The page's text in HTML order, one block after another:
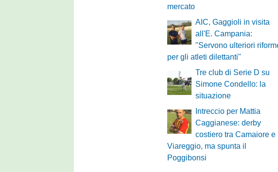
mercato
AIC, Gaggioli in visita
all'E. Campania:
"Servono ulteriori
per gli atleti dilettanti"
Tre club di Serie D su
Simone Condello: la
situazione
Intreccio per Mattia
Caggianese: derby
costiero tra Camaiore e
Viareggio, ma spunta il
Poggibonsi